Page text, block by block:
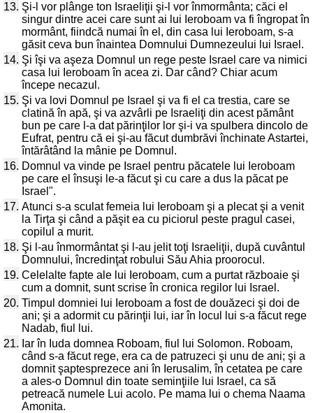
13. Şi-l vor plânge ton Israeliţii şi-l vor înmormânta; căci el
singur dintre acei care sunt ai lui Ieroboam va fi îngropat în
mormânt, fiindcă numai în el, din casa lui Ieroboam, s-a
găsit ceva bun înaintea Domnului Dumnezeului lui Israel.
14. Şi îşi va aşeza Domnul un rege peste Israel care va nimici
casa lui Ieroboam în acea zi. Dar când? Chiar acum
începe necazul.
15. Şi va lovi Domnul pe Israel şi va fi el ca trestia, care se
clatină în apă, şi va azvârli pe Israeliţi din acest pământ
bun pe care l-a dat părinţilor lor şi-i va spulbera dincolo de
Eufrat, pentru că ei şi-au făcut dumbrăvi închinate Astartei,
întărâtând la mânie pe Domnul.
16. Domnul va vinde pe Israel pentru păcatele lui Ieroboam
pe care el însuşi le-a făcut şi cu care a dus la păcat pe
Israel".
17. Atunci s-a sculat femeia lui Ieroboam şi a plecat şi a venit
la Tirţa şi când a păşit ea cu piciorul peste pragul casei,
copilul a murit.
18. Şi l-au înmormântat şi l-au jelit toţi Israeliţii, după cuvântul
Domnului, încredinţat robului Său Ahia proorocul.
19. Celelalte fapte ale lui Ieroboam, cum a purtat războaie şi
cum a domnit, sunt scrise în cronica regilor lui Israel.
20. Timpul domniei lui Ieroboam a fost de douăzeci şi doi de
ani; şi a adormit cu părinţii lui, iar în locul lui s-a făcut rege
Nadab, fiul lui.
21. Iar în Iuda domnea Roboam, fiul lui Solomon. Roboam,
când s-a făcut rege, era ca de patruzeci şi unu de ani; şi a
domnit şaptesprezece ani în Ierusalim, în cetatea pe care
a ales-o Domnul din toate seminţiile lui Israel, ca să
petreacă numele Lui acolo. Pe mama lui o chema Naama
Amonita.